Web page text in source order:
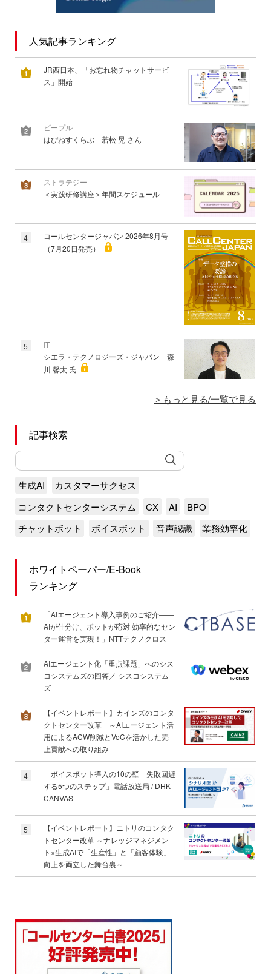
人気記事ランキング
JR西日本、「お忘れ物チャットサービ
ス」開始
ピープル
はぴねすくらぶ 若松 晃 さん
ストラテジー
＜実践研修講座＞年間スケジュール
4
コールセンタージャパン 2026年8月号
（7月20日発売）
5
IT
シエラ・テクノロジーズ・ジャパン 森
川 馨太 氏
もっと見る/一覧で見る
記事検索
生成AI
カスタマーサクセス
コンタクトセンターシステム
CX AI
BPO
チャットボット
ボイスボット 音声認識 業務効率化
ホワイトペーパー/E-Book
ランキング
「AIエージェント導入事例のご紹介――
AIが仕分け、ボットが応対 効率的なセン
ター運営を実現！」NTTテクノクロス
AIエージェント化「重点課題」へのシス
コシステムズの回答／ シスコシステム
ズ
【イベントレポート】カインズのコンタ
クトセンター改革 ～AIエージェント活
用によるACW削減とVoCを活かした売
上貢献への取り組み
4
「ボイスボット導入の10の壁 失敗回避
する5つのステップ」電話放送局 / DHK
CANVAS
5
【イベントレポート】ニトリのコンタク
トセンター改革 ～ナレッジマネジメン
ト×生成AIで「生産性」と「顧客体験」
向上を両立した舞台裏～